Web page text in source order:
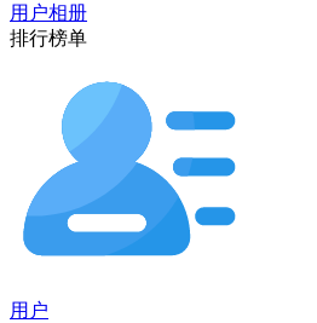
用户相册
排行榜单
用户